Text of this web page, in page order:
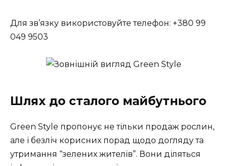
Для зв’язку використовуйте телефон: +380 99
049 9503
Шлях до сталого майбутнього
Green Style пропонує не тільки продаж рослин,
але і безліч корисних порад щодо догляду та
утримання “зелених жителів”. Вони діляться